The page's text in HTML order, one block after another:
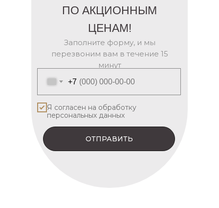
ПО АКЦИОННЫМ
ЦЕНАМ!
Заполните форму, и мы
перезвоним вам в течение 15
минут
+7
Я согласен на обработку
персональных данных
ОТПРАВИТЬ